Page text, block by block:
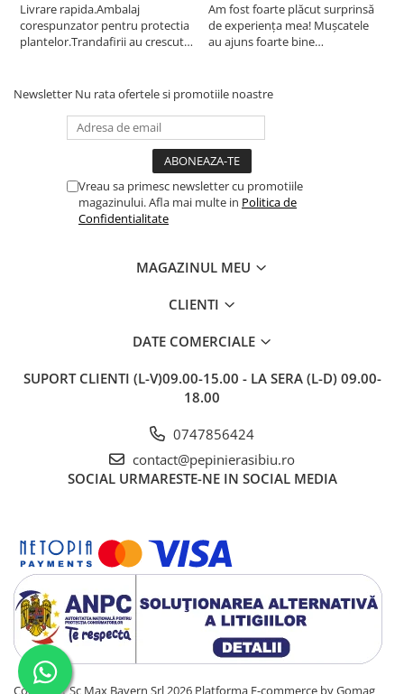
Livrare rapida.Ambalaj
corespunzator pentru protectia
plantelor.Trandafirii au crescut
Am fost foarte plăcut surprinsă
de experiența mea! Mușcatele
au ajuns foarte bine
transportului. Se vede că au fost
Newsletter Nu rata ofertele si promotiile noastre
Vreau sa primesc newsletter cu promotiile
magazinului. Afla mai multe in Politica de
Confidentialitate
MAGAZINUL MEU
CLIENTI
DATE COMERCIALE
SUPORT CLIENTI (L-V)09.00-15.00 - LA SERA (L-D) 09.00-
18.00
0747856424
contact@pepinierasibiu.ro
SOCIAL URMARESTE-NE IN SOCIAL MEDIA
Copyright Sc Max Bayern Srl 2026 Platforma E-commerce by Gomag